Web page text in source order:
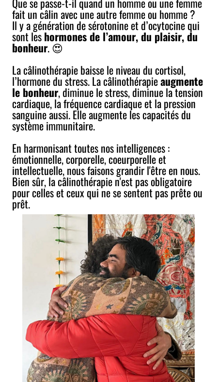
fait un câlin avec une autre femme ou homme ?
Il y a génération de sérotonine et d’ocytocine qui
sont leshormones de l’amour, du plaisir, du
bonheur. 😍
La câlinothérapie baisse le niveau du cortisol,
l’hormone du stress. La câlinothérapieaugmente
le bonheur, diminue le stress, diminue la tension
cardiaque, la fréquence cardiaque et la pression
sanguine aussi. Elle augmente les capacités du
système immunitaire.
En harmonisant toutes nos intelligences :
émotionnelle, corporelle, coeurporelle et
intellectuelle, nous faisons grandir l'être en nous.
Bien sûr, la câlinothérapie n'est pas obligatoire
pour celles et ceux qui ne se sentent pas prête ou
prêt.